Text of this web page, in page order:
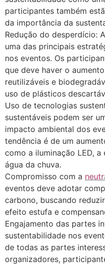
participantes também
da importância da
Redução do desperdício:
uma das principais
nos eventos. Os
que deve haver o
reutilizáveis e
uso de plásticos
Uso de tecnologias
sustentáveis podem ser
impacto ambiental dos
tendência é de um
como a iluminação LED,
água da chuva.
Compromisso com a
eventos deve adotar
carbono, buscando
efeito estufa e
Engajamento das partes
sustentabilidade nos
de todas as partes
organizadores,